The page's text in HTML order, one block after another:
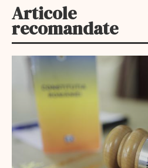
Articole
recomandate